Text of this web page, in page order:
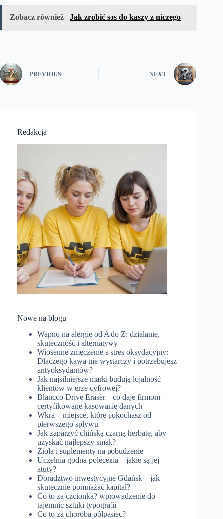
Zobacz również Jak zrobić sos do kaszy z niczego
PREVIOUS NEXT
Redakcja
Nowe na blogu
Wapno na alergie od A do Z: działanie,
skuteczność i alternatywy
Wiosenne zmęczenie a stres oksydacyjny:
Dlaczego kawa nie wystarczy i potrzebujesz
antyoksydantów?
Jak najsilniejsze marki budują lojalność
klientów w erze cyfrowej?
Blancco Drive Eraser – co daje firmom
certyfikowane kasowanie danych
Wkra – miejsce, które pokochasz od
pierwszego spływu
Jak zaparzyć chińską czarną herbatę, aby
uzyskać najlepszy smak?
Zioła i suplementy na pobudzenie
Uczelnia godna polecenia – jakie są jej
atuty?
Doradztwo inwestycyjne Gdańsk – jak
skutecznie pomnażać kapitał?
Co to za czcionka? wprowadzenie do
tajemnic sztuki typografii
Co to za choroba półpasiec?